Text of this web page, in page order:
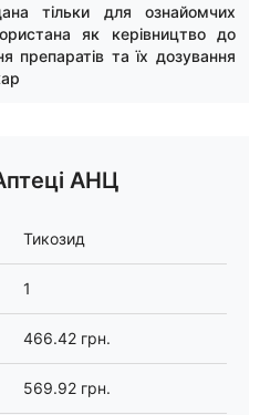
тільки для ознайомчих
як керівництво до
препаратів та їх дозування
АНЦ
Тикозид
1
466.42 грн.
569.92 грн.